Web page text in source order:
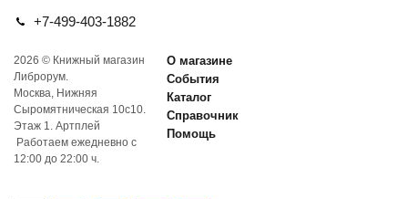
+7-499-403-1882
2026 © Книжный магазин
Либрорум.
Москва, Нижняя
Сыромятническая 10с10.
Этаж 1. Артплей
Работаем ежедневно с
12:00 до 22:00 ч.
О магазине
События
Каталог
Справочник
Помощь